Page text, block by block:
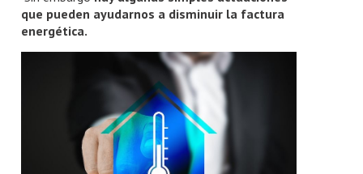
que pueden ayudarnos a disminuir la factura
energética.